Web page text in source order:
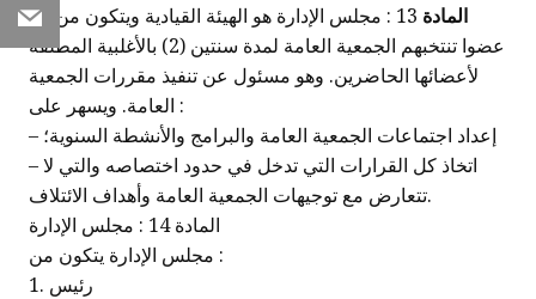
المادة
13 : مجلس الإدارة هو الهيئة القيادية ويتكون من 11
عضوا تنتخبهم الجمعية العامة لمدة سنتين (2) بالأغلبية المطلقة
لأعضائها الحاضرين. وهو مسئول عن تنفيذ مقررات الجمعية
العامة. ويسهر على :
– إعداد اجتماعات الجمعية العامة والبرامج والأنشطة السنوية؛
– اتخاذ كل القرارات التي تدخل في حدود اختصاصه والتي لا
تتعارض مع توجيهات الجمعية العامة وأهداف الائتلاف.
المادة 14 : مجلس الإدارة
مجلس الإدارة يتكون من :
1. رئيس
Email